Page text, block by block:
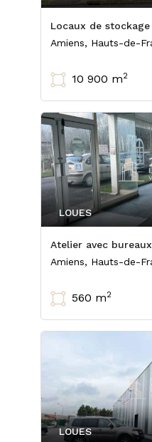
Locaux de stockage
Amiens, Hauts-de-
10 900 m2
Atelier avec
LOUES
Amiens, Hauts-de-
560 m2
LOUES